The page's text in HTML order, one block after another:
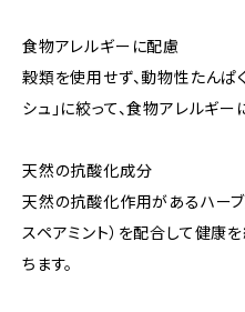
食物アレルギーに配慮
穀類を使用せず、動物性たんぱ
シュ」に絞って、食物アレルギー
天然の抗酸化成分
天然の抗酸化作用があるハーブ
スペアミント）を配合して健康
ちます。